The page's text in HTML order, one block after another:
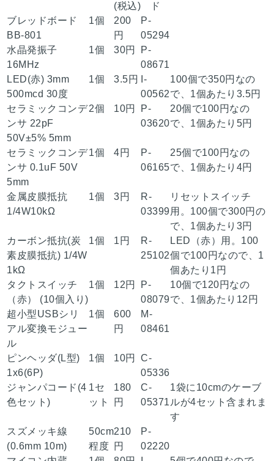
(税込)
ド
ブレッドボード
BB-801
1個
200
円
P-
05294
水晶発振子
16MHz
1個 30円
P-
08671
LED(赤) 3mm
500mcd 30度
1個 3.5円
I-
00562
100個で350円なの
で、1個あたり3.5円
セラミックコンデ
ンサ 22pF
50V±5% 5mm
2個 10円
P-
03620
20個で100円なの
で、1個あたり5円
セラミックコンデ
ンサ 0.1uF 50V
5mm
1個 4円
P-
06165
25個で100円なの
で、1個あたり4円
金属皮膜抵抗
1/4W10kΩ
1個 3円
R-
03399
リセットスイッチ
用。100個で300円の
で、1個あたり3円
カーボン抵抗(炭
素皮膜抵抗) 1/4W
1kΩ
1個 1円
R-
25102
LED（赤）用。100
個で100円なので、1
個あたり1円
タクトスイッチ
（赤） (10個入り)
1個 12円
P-
08079
10個で120円なの
で、1個あたり12円
超小型USBシリ
アル変換モジュー
ル
1個
600
円
M-
08461
ピンヘッダ(L型)
1x6(6P)
1個 10円
C-
05336
ジャンパコード(4
色セット)
1セ
ット
180
円
C-
05371
1袋に10cmのケーブ
ルが4セット含まれま
す
スズメッキ線
(0.6mm 10m)
50cm
程度
210
円
P-
02220